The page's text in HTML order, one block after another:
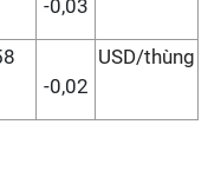
-0,03
-0,02
USD/thùng